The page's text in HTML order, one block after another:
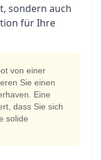
sondern auch
für Ihre
von einer
Sie einen
Eine
dass Sie sich
solide